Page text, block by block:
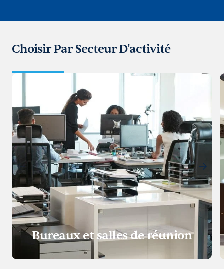
Choisir Par Secteur D’activité
Bureaux et salles de réunion